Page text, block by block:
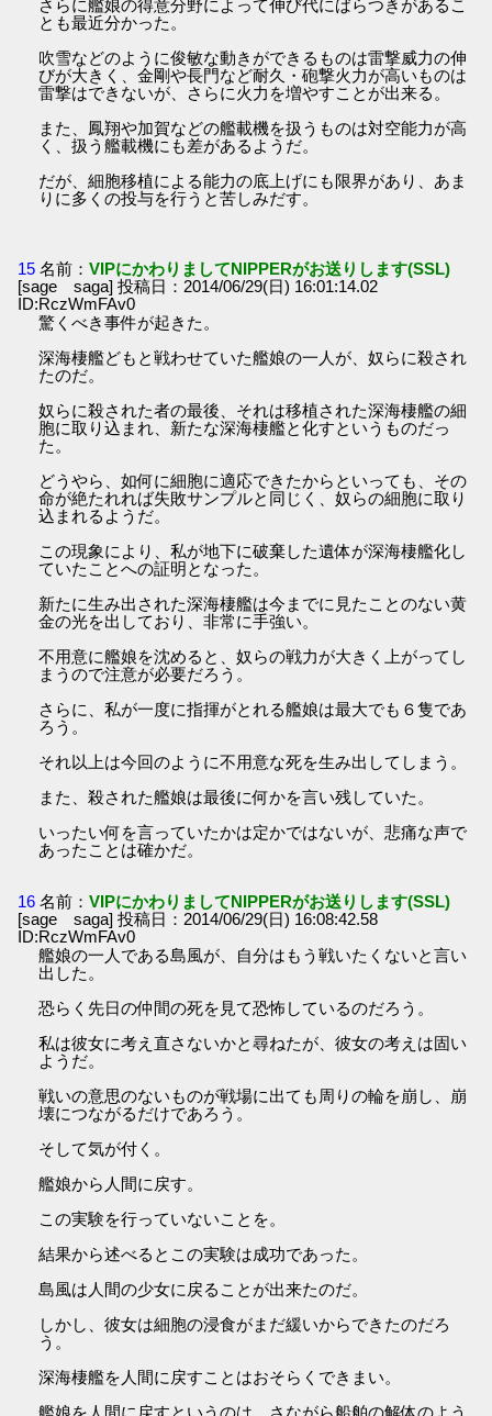
さらに艦娘の得意分野によって伸び代にばらつきがあるこ
とも最近分かった。
吹雪などのように俊敏な動きができるものは雷撃威力の伸
びが大きく、金剛や長門など耐久・砲撃火力が高いものは
雷撃はできないが、さらに火力を増やすことが出来る。
また、鳳翔や加賀などの艦載機を扱うものは対空能力が高
く、扱う艦載機にも差があるようだ。
だが、細胞移植による能力の底上げにも限界があり、あま
りに多くの投与を行うと苦しみだす。
15 名前：VIPにかわりましてNIPPERがお送りします(SSL)
[sage saga] 投稿日：2014/06/29(日) 16:01:14.02
ID:RczWmFAv0
驚くべき事件が起きた。
深海棲艦どもと戦わせていた艦娘の一人が、奴らに殺され
たのだ。
奴らに殺された者の最後、それは移植された深海棲艦の細
胞に取り込まれ、新たな深海棲艦と化すというものだっ
た。
どうやら、如何に細胞に適応できたからといっても、その
命が絶たれれば失敗サンプルと同じく、奴らの細胞に取り
込まれるようだ。
この現象により、私が地下に破棄した遺体が深海棲艦化し
ていたことへの証明となった。
新たに生み出された深海棲艦は今までに見たことのない黄
金の光を出しており、非常に手強い。
不用意に艦娘を沈めると、奴らの戦力が大きく上がってし
まうので注意が必要だろう。
さらに、私が一度に指揮がとれる艦娘は最大でも６隻であ
ろう。
それ以上は今回のように不用意な死を生み出してしまう。
また、殺された艦娘は最後に何かを言い残していた。
いったい何を言っていたかは定かではないが、悲痛な声で
あったことは確かだ。
16 名前：VIPにかわりましてNIPPERがお送りします(SSL)
[sage saga] 投稿日：2014/06/29(日) 16:08:42.58
ID:RczWmFAv0
艦娘の一人である島風が、自分はもう戦いたくないと言い
出した。
恐らく先日の仲間の死を見て恐怖しているのだろう。
私は彼女に考え直さないかと尋ねたが、彼女の考えは固い
ようだ。
戦いの意思のないものが戦場に出ても周りの輪を崩し、崩
壊につながるだけであろう。
そして気が付く。
艦娘から人間に戻す。
この実験を行っていないことを。
結果から述べるとこの実験は成功であった。
島風は人間の少女に戻ることが出来たのだ。
しかし、彼女は細胞の浸食がまだ緩いからできたのだろ
う。
深海棲艦を人間に戻すことはおそらくできまい。
艦娘を人間に戻すというのは、さながら船舶の解体のよう